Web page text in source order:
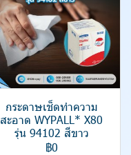
กระดาษเช็ดทำความ
สะอาด WYPALL* X80
รุ่น 94102 สีขาว
฿0